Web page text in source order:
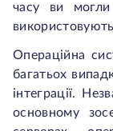
часу ви
Операційна
багатьох
інтеграції.
основному